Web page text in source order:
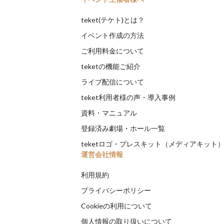
teket(テケト)とは？
イベント作成の方法
ご利用料金について
teketの機能ご紹介
ライブ配信について
teket利用者様の声・導入事例
資料・マニュアル
登録済み劇場・ホール一覧
teketロゴ・プレスキット（メディアキット）
運営会社情報
利用規約
プライバシーポリシー
Cookieの利用について
個人情報の取り扱いについて